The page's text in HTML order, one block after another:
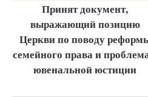
Принят документ,
выражающий позицию
Церкви по поводу
семейного права и
ювенальной юстиции